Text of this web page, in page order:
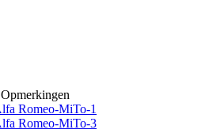
Opmerkingen